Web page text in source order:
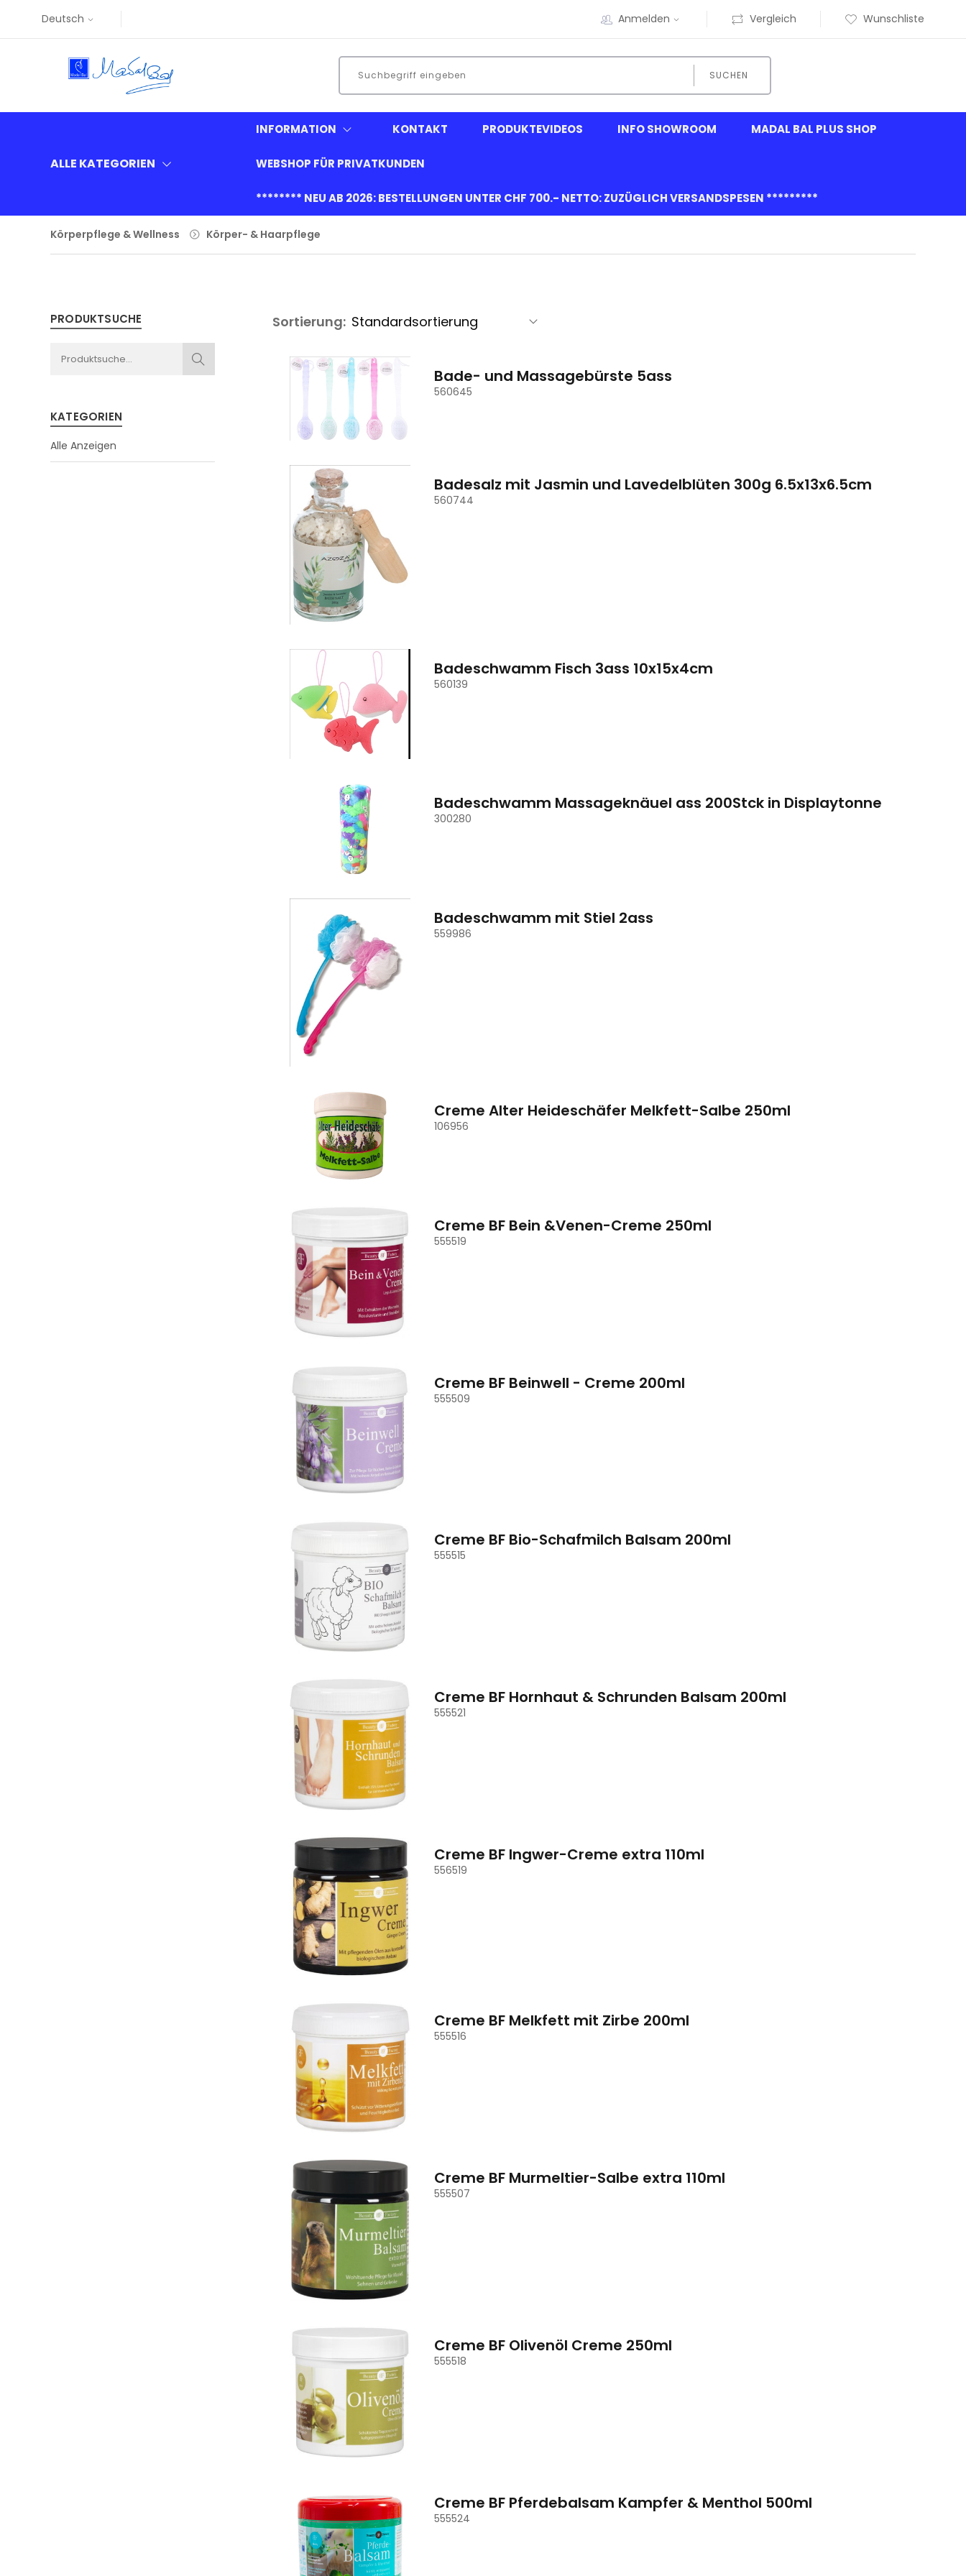
Deutsch Anmelden Vergleich Wunschliste
SUCHEN
ALLE KATEGORIEN
INFORMATION KONTAKT PRODUKTEVIDEOS INFO SHOWROOM MADAL BAL PLUS SHOP
WEBSHOP FÜR PRIVATKUNDEN
******** NEU AB 2026: BESTELLUNGEN UNTER CHF 700.- NETTO: ZUZÜGLICH VERSANDSPESEN *********
Körperpflege & Wellness Körper- & Haarpflege
PRODUKTSUCHE
KATEGORIEN
Alle Anzeigen
Sortierung:
Bade- und Massagebürste 5ass
560645
Badesalz mit Jasmin und Lavedelblüten 300g 6.5x13x6.5cm
560744
Badeschwamm Fisch 3ass 10x15x4cm
560139
Badeschwamm Massageknäuel ass 200Stck in Displaytonne
300280
Badeschwamm mit Stiel 2ass
559986
Creme Alter Heideschäfer Melkfett-Salbe 250ml
106956
Creme BF Bein &Venen-Creme 250ml
555519
Creme BF Beinwell - Creme 200ml
555509
Creme BF Bio-Schafmilch Balsam 200ml
555515
Creme BF Hornhaut & Schrunden Balsam 200ml
555521
Creme BF Ingwer-Creme extra 110ml
556519
Creme BF Melkfett mit Zirbe 200ml
555516
Creme BF Murmeltier-Salbe extra 110ml
555507
Creme BF Olivenöl Creme 250ml
555518
Creme BF Pferdebalsam Kampfer & Menthol 500ml
555524